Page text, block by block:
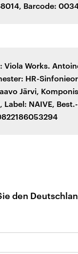
Barcode:
Viola Works.
HR-
Järvi,
Label: NAIVE,
den